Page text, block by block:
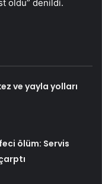
oldu” denildi.
ve yayla yolları
ölüm: Servis